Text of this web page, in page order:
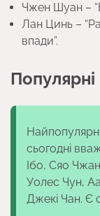
Чжен Шуан –
Лан Цинь –
впади”.
сьогодні
Ібо, Сяо
Уолес Чун,
Джекі Чан. Є